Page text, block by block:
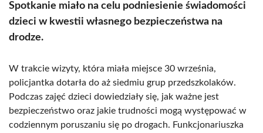
Spotkanie miało na celu podniesienie świadomości
dzieci w kwestii własnego bezpieczeństwa na
drodze.
W trakcie wizyty, która miała miejsce 30 września,
policjantka dotarła do aż siedmiu grup przedszkolaków.
Podczas zajęć dzieci dowiedziały się, jak ważne jest
bezpieczeństwo oraz jakie trudności mogą występować w
codziennym poruszaniu się po drogach. Funkcjonariuszka